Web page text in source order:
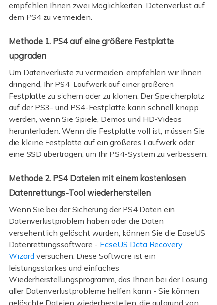
empfehlen Ihnen zwei Möglichkeiten, Datenverlust auf
dem PS4 zu vermeiden.
Methode 1. PS4 auf eine größere Festplatte
upgraden
Um Datenverluste zu vermeiden, empfehlen wir Ihnen
dringend, Ihr PS4-Laufwerk auf einer größeren
Festplatte zu sichern oder zu klonen. Der Speicherplatz
auf der PS3- und PS4-Festplatte kann schnell knapp
werden, wenn Sie Spiele, Demos und HD-Videos
herunterladen. Wenn die Festplatte voll ist, müssen Sie
die kleine Festplatte auf ein größeres Laufwerk oder
eine SSD übertragen, um Ihr PS4-System zu verbessern.
Methode 2. PS4 Dateien mit einem kostenlosen
Datenrettungs-Tool wiederherstellen
Wenn Sie bei der Sicherung der PS4 Daten ein
Datenverlustproblem haben oder die Daten
versehentlich gelöscht wurden, können Sie die EaseUS
Datenrettungssoftware - EaseUS Data Recovery
Wizard versuchen. Diese Software ist ein
leistungsstarkes und einfaches
Wiederherstellungsprogramm, das Ihnen bei der Lösung
aller Datenverlustprobleme helfen kann - Sie können
gelöschte Dateien wiederherstellen, die aufgrund von